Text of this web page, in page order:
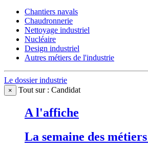
Chantiers navals
Chaudronnerie
Nettoyage industriel
Nucléaire
Design industriel
Autres métiers de l'industrie
Le dossier industrie
× Tout sur : Candidat
A l'affiche
La semaine des